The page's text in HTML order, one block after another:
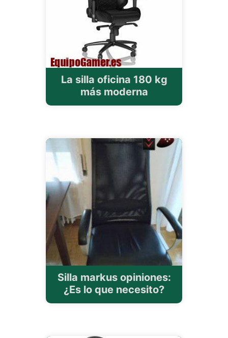
La silla oficina 180 kg
más moderna
Silla markus opiniones:
¿Es lo que necesito?